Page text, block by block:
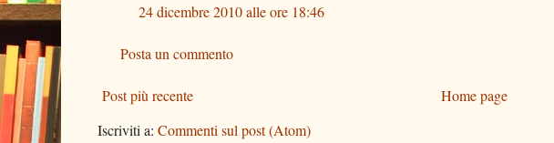
24 dicembre 2010 alle ore 18:46
Posta un commento
Post più recente
Home page
Iscriviti a: Commenti sul post (Atom)